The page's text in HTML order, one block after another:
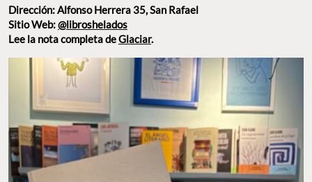
Lee la nota completa deGlaciar.